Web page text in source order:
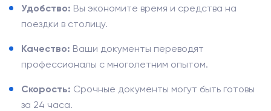
Удобство: Вы экономите время и средства на
поездки в столицу.
Качество: Ваши документы переводят
профессионалы с многолетним опытом.
Скорость: Срочные документы могут быть готовы
за 24 часа.